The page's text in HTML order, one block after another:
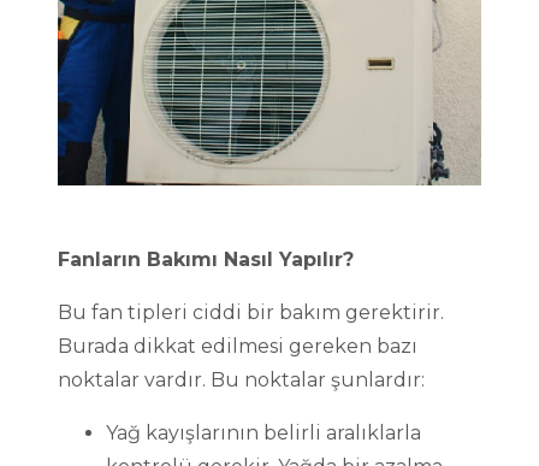
Fanların Bakımı Nasıl Yapılır?
Bu fan tipleri ciddi bir bakım gerektirir.
Burada dikkat edilmesi gereken bazı
noktalar vardır. Bu noktalar şunlardır:
Yağ kayışlarının belirli aralıklarla